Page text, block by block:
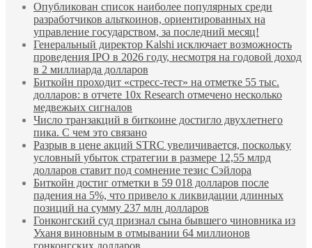
Опубликован список наиболее популярных среди
разработчиков альткоинов, ориентированных на
управление государством, за последний месяц!
Генеральный директор Kalshi исключает возможность
проведения IPO в 2026 году, несмотря на годовой доход
в 2 миллиарда долларов
Биткойн проходит «стресс-тест» на отметке 55 тыс.
долларов: в отчете 10x Research отмечено несколько
медвежьих сигналов
Число транзакций в биткоине достигло двухлетнего
пика. С чем это связано
Разрыв в цене акций STRC увеличивается, поскольку
условный убыток стратегии в размере 12,55 млрд
долларов ставит под сомнение тезис Сэйлора
Биткойн достиг отметки в 59 018 долларов после
падения на 5%, что привело к ликвидации длинных
позиций на сумму 237 млн долларов
Гонконгский суд признал сына бывшего чиновника из
Уханя виновным в отмывании 64 миллионов
гонконгских долларов